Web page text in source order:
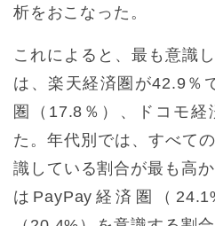
析をおこなった。
これによると、最も意識
は、楽天経済圏が42.9％
圏（17.8％）、ドコモ経
た。年代別では、すべて
識している割合が最も高
はPayPay経済圏（